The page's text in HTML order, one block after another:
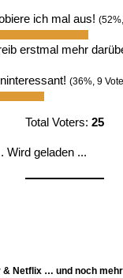
ich mal aus!
erstmal mehr
(36%, 9
Total Voters: 25
Wird geladen ...
& Netflix … und noch mehr